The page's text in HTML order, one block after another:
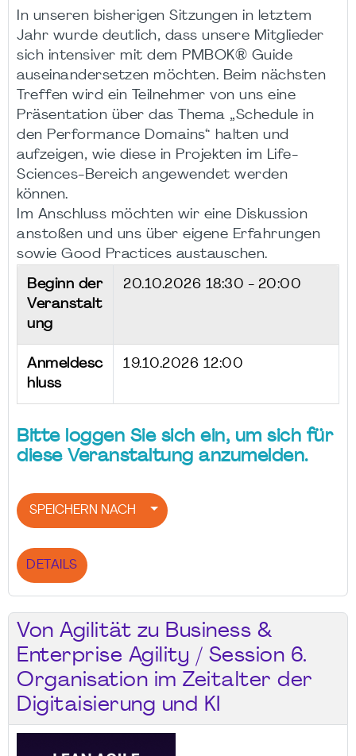
In unseren bisherigen Sitzungen in letztem
Jahr wurde deutlich, dass unsere Mitglieder
sich intensiver mit dem PMBOK® Guide
auseinandersetzen möchten. Beim nächsten
Treffen wird ein Teilnehmer von uns eine
Präsentation über das Thema „Schedule in
den Performance Domains“ halten und
aufzeigen, wie diese in Projekten im Life-
Sciences-Bereich angewendet werden
können.
Im Anschluss möchten wir eine Diskussion
anstoßen und uns über eigene Erfahrungen
sowie Good Practices austauschen.
Beginn der
Veranstalt
ung
20.10.2026 18:30 - 20:00
Anmeldesc
hluss
19.10.2026 12:00
Bitte loggen Sie sich ein, um sich für
diese Veranstaltung anzumelden.
SPEICHERN NACH
DETAILS
Von Agilität zu Business &
Enterprise Agility / Session 6.
Organisation im Zeitalter der
Digitaisierung und KI